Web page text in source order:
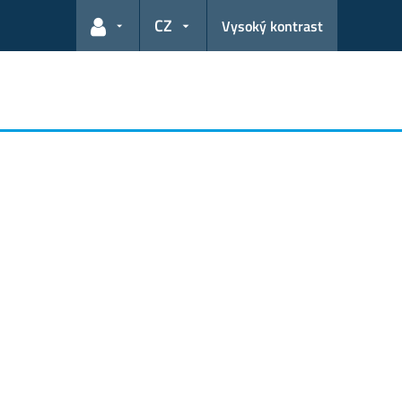
Odkazy pro uživatele
CZ Vysoký kontrast